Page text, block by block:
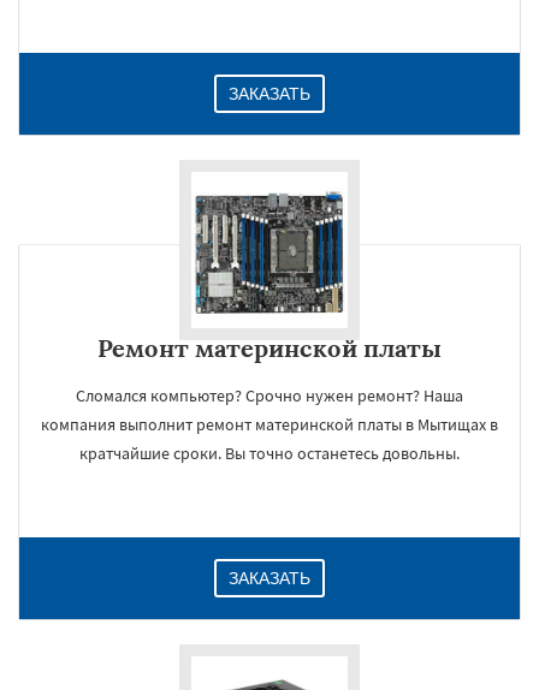
ЗАКАЗАТЬ
Ремонт материнской платы
Сломался компьютер? Срочно нужен ремонт? Наша
компания выполнит ремонт материнской платы в Мытищах в
кратчайшие сроки. Вы точно останетесь довольны.
ЗАКАЗАТЬ